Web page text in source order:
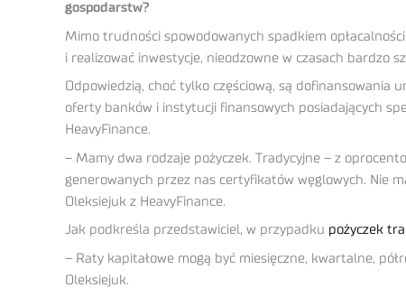
gospodarstw?
Mimo trudności spowodowanych spadkiem
i realizować inwestycje, nieodzowne w czasach bardzo
Odpowiedzią, choć tylko częściową, są dofinansowania
oferty banków i instytucji finansowych posiadających
HeavyFinance.
– Mamy dwa rodzaje pożyczek. Tradycyjne – z
generowanych przez nas certyfikatów węglowych. Nie
Oleksiejuk z HeavyFinance.
Jak podkreśla przedstawiciel, w przypadku pożyczek
– Raty kapitałowe mogą być miesięczne, kwartalne,
Oleksiejuk.